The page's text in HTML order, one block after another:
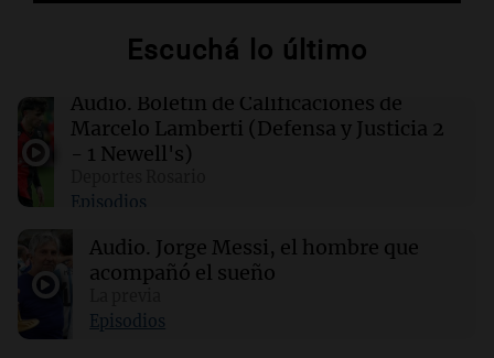
Clima
lunes 10 de agosto
00:06 Clima
lunes 10 de agosto
00:02 Mundo
Hezly Rivera, campeona olímpica, conquista
su segundo título consecutivo en gimnasia de
EE. UU.
Escuchá lo último
Audio. Boletín de Calificaciones de
Marcelo Lamberti (Defensa y Justicia 2
- 1 Newell's)
Episodios
Audio. Jorge Messi, el hombre que
acompañó el sueño
Episodios